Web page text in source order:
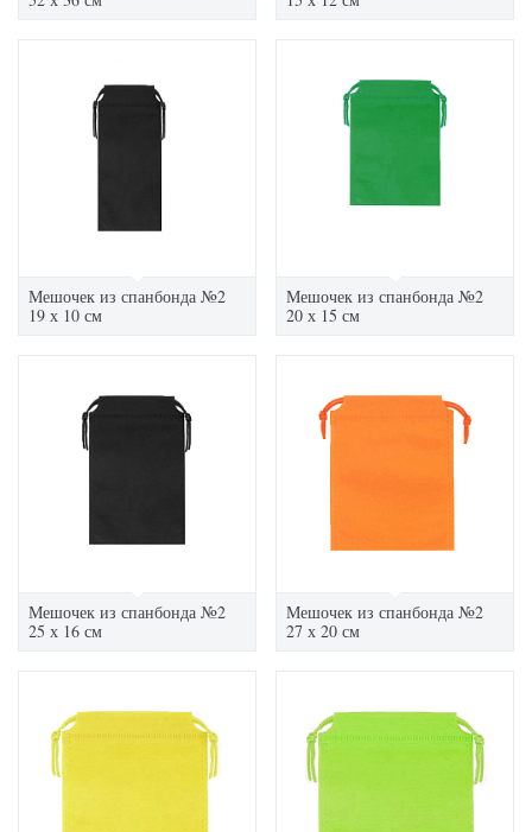
Мешочек из спанбонда №2
19 х 10 см
Мешочек из спанбонда №2
20 х 15 см
Мешочек из спанбонда №2
25 х 16 см
Мешочек из спанбонда №2
27 х 20 см